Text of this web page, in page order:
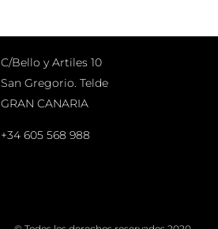
C/Bello y Artiles 10
San Gregorio. Telde
GRAN CANARIA
+34 605 568 988